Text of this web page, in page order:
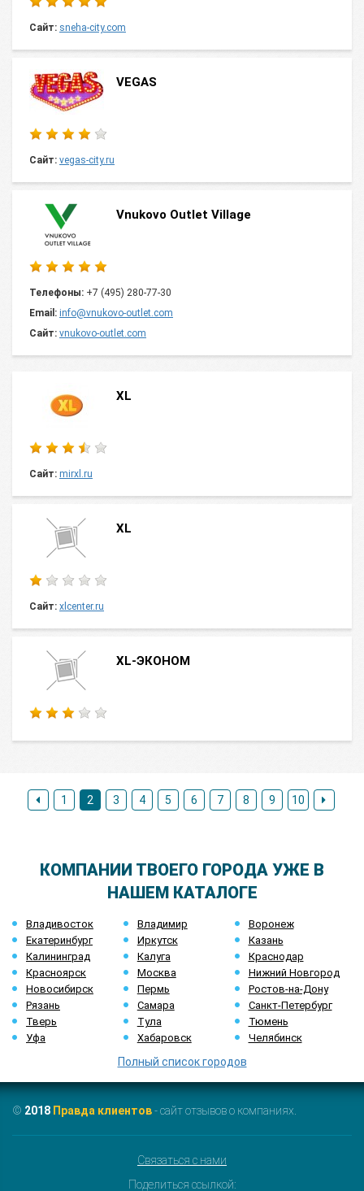
Сайт: sneha-city.com
VEGAS
Сайт: vegas-city.ru
Vnukovo Outlet Village
Телефоны: +7 (495) 280-77-30
Email: info@vnukovo-outlet.com
Сайт: vnukovo-outlet.com
XL
Сайт: mirxl.ru
XL
Сайт: xlcenter.ru
XL-ЭКОНОМ
1 2 3 4 5 6 7 8 9 10
КОМПАНИИ ТВОЕГО ГОРОДА УЖЕ В
НАШЕМ КАТАЛОГЕ
Владивосток Владимир
Воронеж
Екатеринбург
Иркутск
Казань
Калининград
Калуга
Краснодар
Красноярск
Москва
Нижний Новгород
Новосибирск
Пермь
Ростов-на-Дону
Рязань
Самара
Санкт-Петербург
Тверь
Тула
Тюмень
Уфа
Хабаровск Челябинск
Полный список городов
© 2018 Правда клиентов- сайт отзывов о компаниях.
Связаться с нами
Поделиться ссылкой: